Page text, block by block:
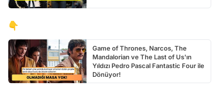
👇
Game of Thrones, Narcos, The
Mandalorian ve The Last of Us'ın
Yıldızı Pedro Pascal Fantastic Four ile
Dönüyor!